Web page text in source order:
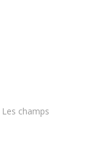
Les champs